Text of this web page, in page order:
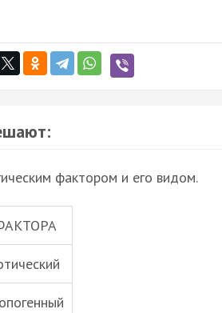
фактором и его видом.